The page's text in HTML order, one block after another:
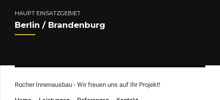
HAUPT EINSATZGEBIET
Berlin / Brandenburg
Rocher Innenausbau - Wir freuen uns auf Ihr Projekt!